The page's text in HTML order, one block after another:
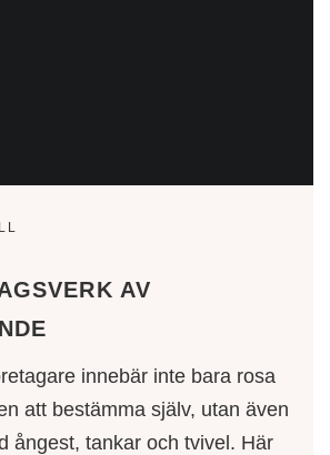
AV
innebär inte bara rosa
att bestämma själv, utan även
ångest, tankar och tvivel. Här